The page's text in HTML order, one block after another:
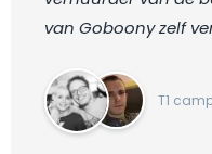
van Goboony zelf
T1